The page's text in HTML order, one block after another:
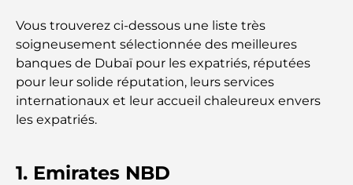
Hôpitaux publics à Dubaï : des soins de santé
complets pour tous
Lamborghini les plus chères jamais construites : la
liste ultime des collectionneurs
Vous trouverez ci-dessous une liste très
soigneusement sélectionnée des meilleures
banques de Dubaï pour les expatriés, réputées
pour leur solide réputation, leurs services
internationaux et leur accueil chaleureux envers
les expatriés.
1. Emirates NBD